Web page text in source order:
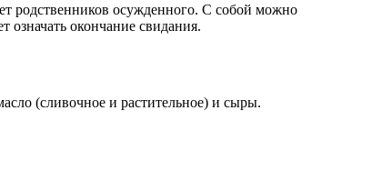
родственников осужденного. С собой можно
означать окончание свидания.
(сливочное и растительное) и сыры.